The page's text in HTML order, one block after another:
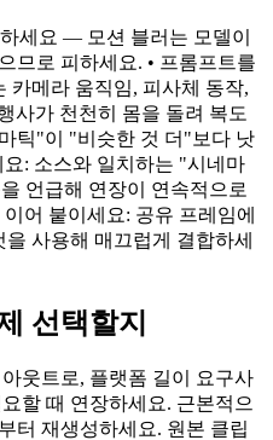
세요 — 모션 블러는 모델이
므로 피하세요. • 프롬프트를
카메라 움직임, 피사체 동작,
사가 천천히 몸을 돌려 복도
틱"이 "비슷한 것 더"보다 낫
: 소스와 일치하는 "시네마
언급해 연장이 연속적으로
어 붙이세요: 공유 프레임에
사용해 매끄럽게 결합하세
선택할지
웃트로, 플랫폼 길이 요구사
할 때 연장하세요. 근본적으
터 재생성하세요. 원본 클립